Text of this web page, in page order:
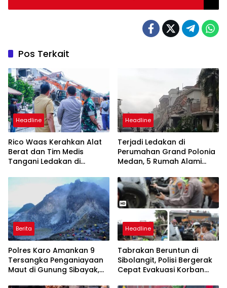
Pos Terkait
Headline
Rico Waas Kerahkan Alat
Berat dan Tim Medis
Tangani Ledakan di
Headline
Terjadi Ledakan di
Perumahan Grand Polonia
Medan, 5 Rumah Alami
Berita
Polres Karo Amankan 9
Tersangka Penganiayaan
Maut di Gunung Sibayak,
Headline
Tabrakan Beruntun di
Sibolangit, Polisi Bergerak
Cepat Evakuasi Korban